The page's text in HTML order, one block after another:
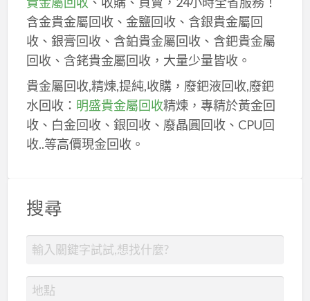
含金貴金屬回收、金鹽回收、含銀貴金屬回
收、銀膏回收、含鉑貴金屬回收、含鈀貴金屬
回收、含銠貴金屬回收，大量少量皆收。
貴金屬回收,精煉,提純,收購，廢鈀液回收,廢鈀
水回收： 明盛貴金屬回收精煉，專精於黃金回
收、白金回收、銀回收、廢晶圓回收、CPU回
收..等高價現金回收。
搜尋